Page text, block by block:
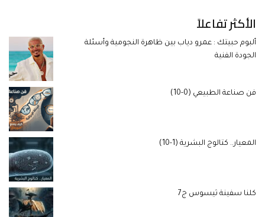
الأكثر تفاعلاً
ألبوم حبيتك : عمرو دياب بين ظاهرة النجومية وأسئلة
الجودة الفنية
فن صناعة الطبيعي (0-10)
المعيار.. كتالوج البشرية (1-10)
كلنا سفينة ثيسوس ج7